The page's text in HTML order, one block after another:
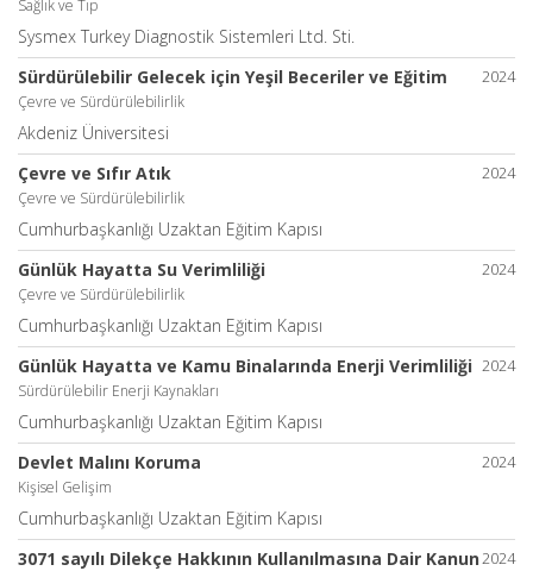
Sağlık ve Tıp
Sysmex Turkey Diagnostik Sistemleri Ltd. Sti.
2024
Sürdürülebilir Gelecek için Yeşil Beceriler ve Eğitim
Çevre ve Sürdürülebilirlik
Akdeniz Üniversitesi
2024
Çevre ve Sıfır Atık
Çevre ve Sürdürülebilirlik
Cumhurbaşkanlığı Uzaktan Eğitim Kapısı
2024
Günlük Hayatta Su Verimliliği
Çevre ve Sürdürülebilirlik
Cumhurbaşkanlığı Uzaktan Eğitim Kapısı
2024
Günlük Hayatta ve Kamu Binalarında Enerji Verimliliği
Sürdürülebilir Enerji Kaynakları
Cumhurbaşkanlığı Uzaktan Eğitim Kapısı
2024
Devlet Malını Koruma
Kişisel Gelişim
Cumhurbaşkanlığı Uzaktan Eğitim Kapısı
2024
3071 sayılı Dilekçe Hakkının Kullanılmasına Dair Kanun